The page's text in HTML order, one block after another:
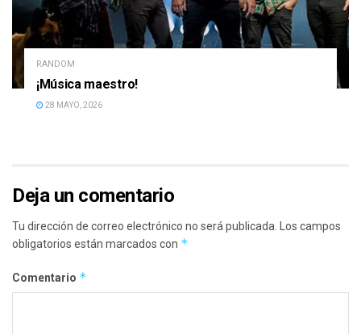
RANDOM
¡Música maestro!
28 MAYO, 2026
Deja un comentario
Tu dirección de correo electrónico no será publicada. Los campos
obligatorios están marcados con *
Comentario *